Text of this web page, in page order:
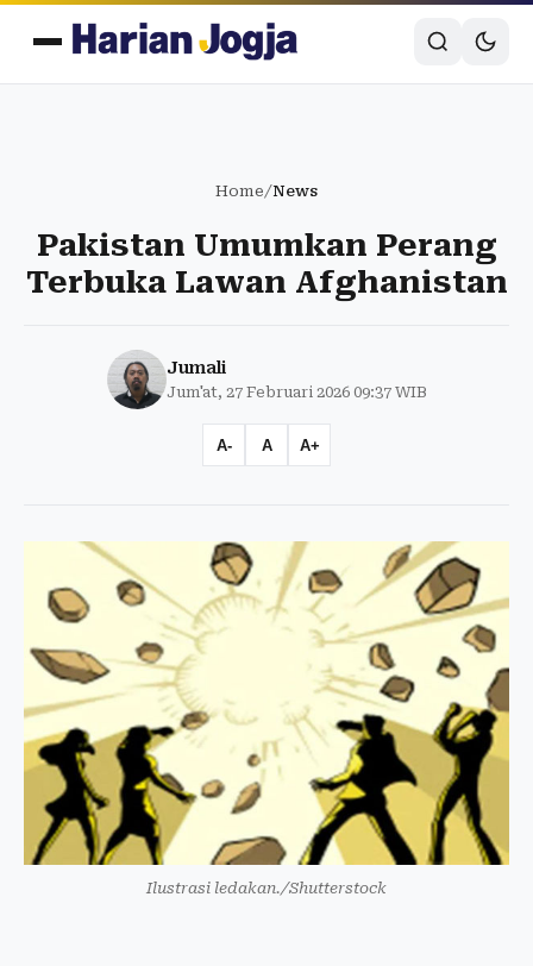
Home/News
Pakistan Umumkan Perang
Terbuka Lawan Afghanistan
Jumali
Jum'at, 27 Februari 2026 09:37 WIB
A- A A+
Ilustrasi ledakan./Shutterstock